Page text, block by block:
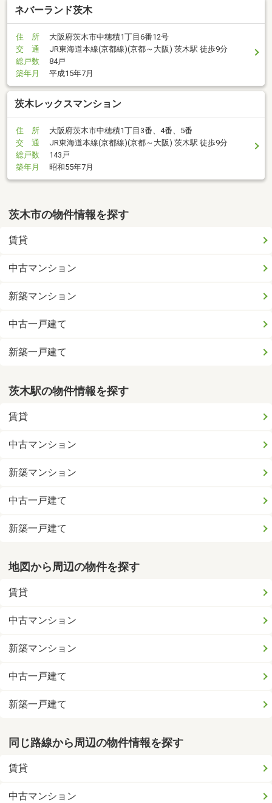
ネバーランド茨木
住 所
大阪府茨木市中穂積1丁目6番12号
交 通
JR東海道本線(京都線)(京都～大阪) 茨木駅 徒歩9分
総戸数
84戸
築年月
平成15年7月
茨木レックスマンション
住 所
大阪府茨木市中穂積1丁目3番、4番、5番
交 通
JR東海道本線(京都線)(京都～大阪) 茨木駅 徒歩9分
総戸数
143戸
築年月
昭和55年7月
茨木市の物件情報を探す
賃貸
中古マンション
新築マンション
中古一戸建て
新築一戸建て
茨木駅の物件情報を探す
賃貸
中古マンション
新築マンション
中古一戸建て
新築一戸建て
地図から周辺の物件を探す
賃貸
中古マンション
新築マンション
中古一戸建て
新築一戸建て
同じ路線から周辺の物件情報を探す
賃貸
中古マンション